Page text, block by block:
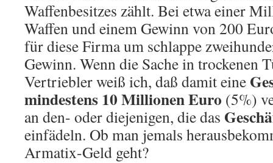
Waffenbesitzes zählt. Bei etwa einer
Waffen und einem Gewinn von 200
für diese Firma um schlappe
Gewinn. Wenn die Sache in trockenen
Vertriebler weiß ich, daß damit eine
mindestens 10 Millionen Euro (5%)
an den- oder diejenigen, die das
einfädeln. Ob man jemals
Armatix-Geld geht?